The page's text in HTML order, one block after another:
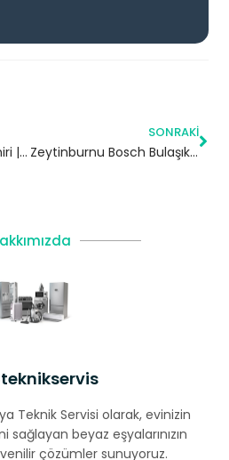
Muratpaşa Kombi Tamiri | Antalya
SONRAKI
Zeytinburnu Bosch Bulaşık Makinesi Servisi
Teknik Servisi olarak, evinizin
sağlayan beyaz eşyalarınızın
çözümler sunuyoruz.